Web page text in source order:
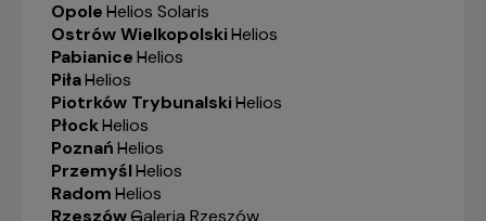
Opole-
Helios Solaris
Ostrów Wielkopolski-
Helios
Pabianice-
Helios
Piła-
Helios
Piotrków Trybunalski-
Helios
Płock-
Helios
Poznań-
Helios
Przemyśl-
Helios
Radom-
Helios
Rzeszów-
Galeria Rzeszów